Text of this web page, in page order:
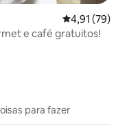
4,91 de uma
4,91 (79)
e café gratuitos!
para fazer